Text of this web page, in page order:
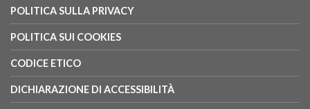
POLITICA SULLA PRIVACY
POLITICA SUI COOKIES
CODICE ETICO
DICHIARAZIONE DI ACCESSIBILITÀ